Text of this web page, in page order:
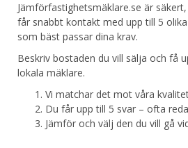
Jämförfastighetsmäklare.se är
får snabbt kontakt med upp till 5
som bäst passar dina krav.
Beskriv bostaden du vill sälja och få
lokala mäklare.
Vi matchar det mot våra
Du får upp till 5 svar – ofta
Jämför och välj den du vill gå